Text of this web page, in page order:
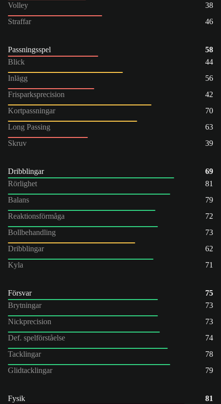
Volley
38
Straffar
46
Passningsspel
58
Blick
44
Inlägg
56
Frisparksprecision
42
Kortpassningar
70
Long Passing
63
Skruv
39
Dribblingar
69
Rörlighet
81
Balans
79
Reaktionsförmåga
72
Bollbehandling
73
Dribblingar
62
Kyla
71
Försvar
75
Brytningar
73
Nickprecision
73
Def. spelförståelse
74
Tacklingar
78
Glidtacklingar
79
Fysik
81